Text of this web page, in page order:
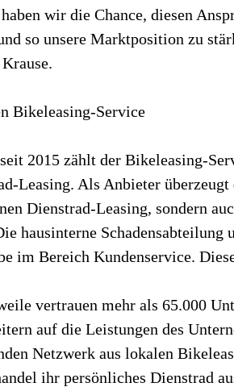
wir die Chance, diesen
so unsere Marktposition zu
Bikeleasing-Service
2015 zählt der Bikeleasing-
Leasing. Als Anbieter
Dienstrad-Leasing, sondern
hausinterne Schadensabteilung
im Bereich Kundenservice.
vertrauen mehr als 65.000
auf die Leistungen des
Netzwerk aus lokalen
ihr persönliches Dienstrad